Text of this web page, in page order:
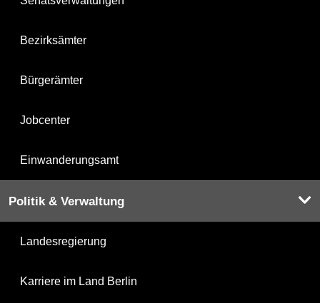
Bezirksämter
Bürgerämter
Jobcenter
Einwanderungsamt
Politik & Verwaltung
Landesregierung
Karriere im Land Berlin